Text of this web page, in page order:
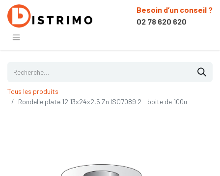
Besoin d’un conseil ?
02 78 620 620
Tous les produits
Rondelle plate 12 13x24x2,5 Zn ISO7089 2 - boite de 100u